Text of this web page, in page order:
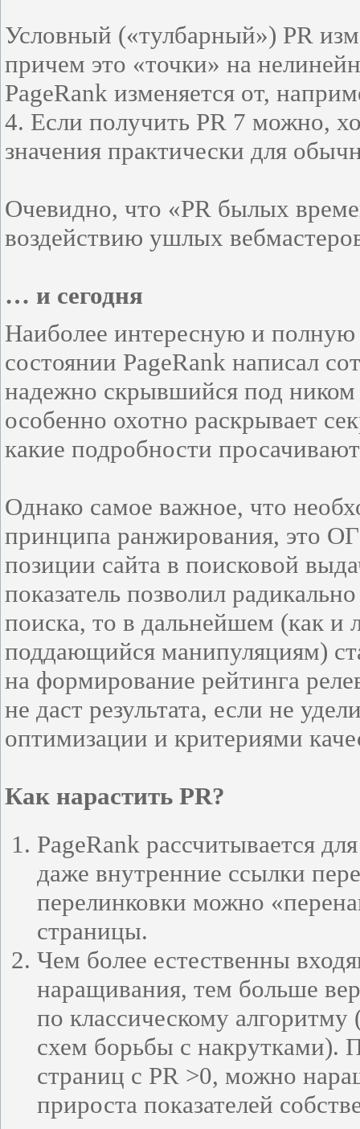
Условный («тулбарный») PR
причем это «точки» на
PageRank изменяется от,
4. Если получить PR 7 можно,
значения практически для
Очевидно, что «PR былых
воздействию ушлых
… и сегодня
Наиболее интересную и
состоянии PageRank написал
надежно скрывшийся под
особенно охотно раскрывает
какие подробности
Однако самое важное, что
принципа ранжирования, это
позиции сайта в поисковой
показатель позволил
поиска, то в дальнейшем (как и
поддающийся манипуляциям)
на формирование рейтинга
не даст результата, если не
оптимизации и критериями
Как нарастить PR?
PageRank рассчитывается
даже внутренние ссылки
перелинковки можно
страницы.
Чем более естественны
наращивания, тем больше
по классическому
схем борьбы с накрутками).
страниц с PR >0, можно
прироста показателей